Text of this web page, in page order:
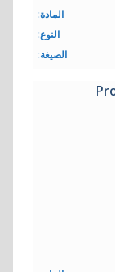
المادة:
النوع:
الصيغة: